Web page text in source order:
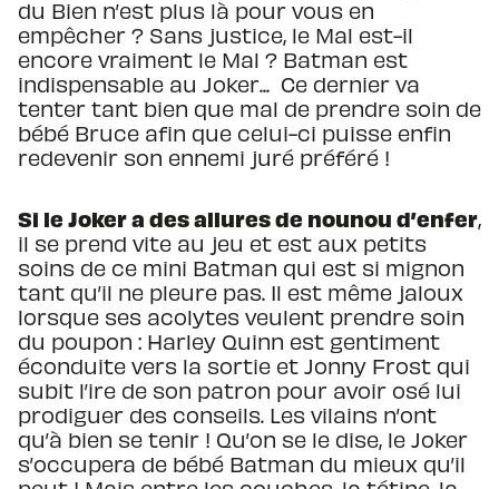
du Bien n’est plus là pour vous en
empêcher ? Sans justice, le Mal est-il
encore vraiment le Mal ? Batman est
indispensable au Joker... Ce dernier va
tenter tant bien que mal de prendre soin de
bébé Bruce afin que celui-ci puisse enfin
redevenir son ennemi juré préféré !
Si le Joker a des allures de nounou d’enfer,
il se prend vite au jeu et est aux petits
soins de ce mini Batman qui est si mignon
tant qu’il ne pleure pas. Il est même jaloux
lorsque ses acolytes veulent prendre soin
du poupon : Harley Quinn est gentiment
éconduite vers la sortie et Jonny Frost qui
subit l’ire de son patron pour avoir osé lui
prodiguer des conseils. Les vilains n’ont
qu’à bien se tenir ! Qu’on se le dise, le Joker
s’occupera de bébé Batman du mieux qu’il